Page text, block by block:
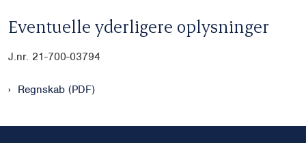
Eventuelle yderligere oplysninger
J.nr. 21-700-03794
Regnskab (PDF)